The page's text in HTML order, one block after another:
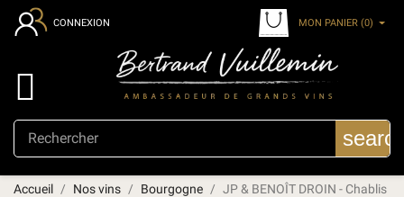
CONNEXION MON PANIER (0)

Accueil Nos vins Bourgogne
JP & BENOÎT DROIN - Chablis